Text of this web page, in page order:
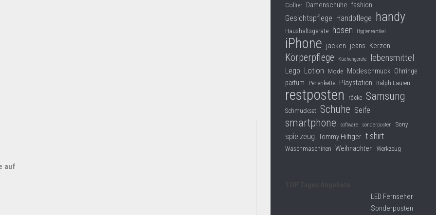
auf
Collier Damenschuhe fashion
Gesichtspflege Handpflege handy
Haushaltsgeräte hosen Hygieneartikel
iPhone jacken jeans Kerzen
Körperpflege Küchengeräte lebensmittel
Lego Lotion Mode Modeschmuck Ohrringe
parfüm
Perlenkette Playstation Ralph Lauren
restposten röcke Samsung
Schmuckset Schuhe Seife
smartphone software sonderposten Sony
spielzeug Tommy Hilfiger t shirt
Waschmaschinen Weihnachten Werkzeug
LED Fernseher
Sonderposten